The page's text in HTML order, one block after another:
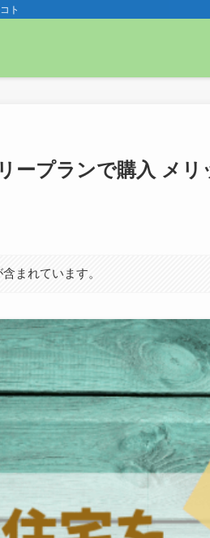
ト
ープランで購入 メ
まれています。